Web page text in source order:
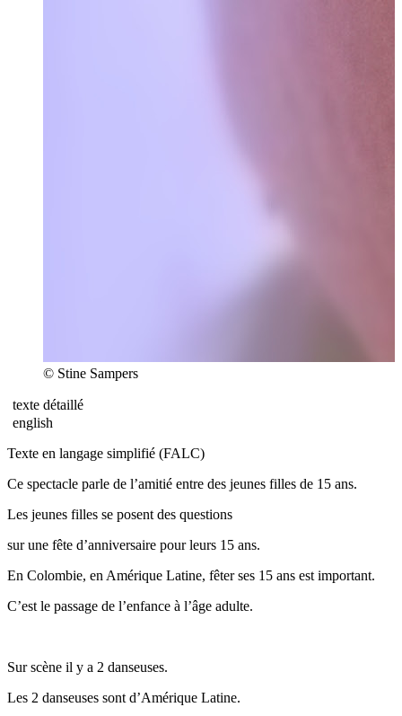
© Stine Sampers
texte détaillé
english
Texte en langage simplifié (FALC)
Ce spectacle parle de l’amitié entre des jeunes filles de 15 ans.
Les jeunes filles se posent des questions
sur une fête d’anniversaire pour leurs 15 ans.
En Colombie, en Amérique Latine, fêter ses 15 ans est important.
C’est le passage de l’enfance à l’âge adulte.
Sur scène il y a 2 danseuses.
Les 2 danseuses sont d’Amérique Latine.